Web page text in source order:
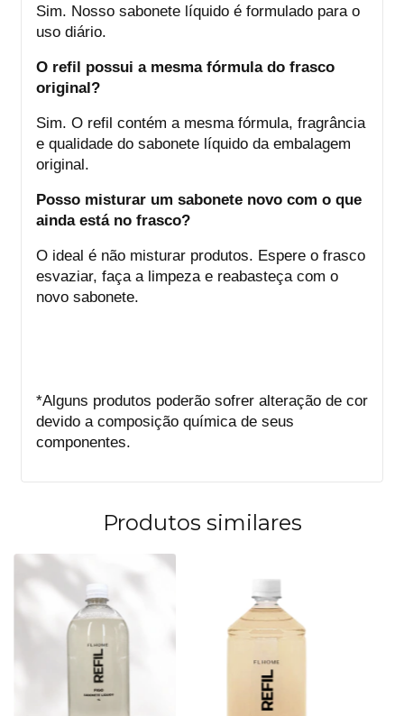
Sim. Nosso sabonete líquido é formulado para o
uso diário.
O refil possui a mesma fórmula do frasco
original?
Sim. O refil contém a mesma fórmula, fragrância
e qualidade do sabonete líquido da embalagem
original.
Posso misturar um sabonete novo com o que
ainda está no frasco?
O ideal é não misturar produtos. Espere o frasco
esvaziar, faça a limpeza e reabasteça com o
novo sabonete.
*Alguns produtos poderão sofrer alteração de cor
devido a composição química de seus
componentes.
Produtos similares